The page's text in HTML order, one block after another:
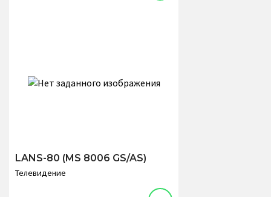
LANS-80 (MS 8006 GS/AS)
Телевидение